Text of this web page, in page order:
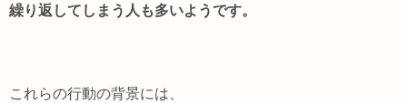
繰り返してしまう人も多いようです。
これらの行動の背景には、